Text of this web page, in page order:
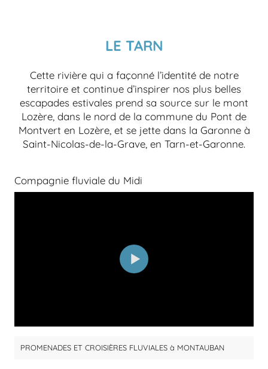
LE TARN
Cette rivière qui a façonné l’identité de notre
territoire et continue d’inspirer nos plus belles
escapades estivales prend sa source sur le mont
Lozère, dans le nord de la commune du Pont de
Montvert en Lozère, et se jette dans la Garonne à
Saint-Nicolas-de-la-Grave, en Tarn-et-Garonne.
Compagnie fluviale du Midi
PROMENADES ET CROISIÈRES FLUVIALES à MONTAUBAN